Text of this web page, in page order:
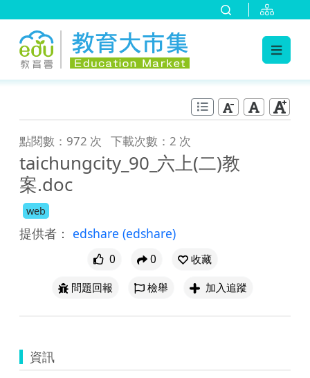
點閱數：972 次 下載次數：2 次
taichungcity_90_六上(二)教
案.doc
web
提供者： edshare (edshare)
0 0
收藏
問題回報
檢舉 加入追蹤
資訊